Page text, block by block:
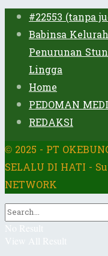
#22553 (tanpa
Babinsa
Penurunan
Lingga
Home
PEDOMAN
REDAKSI
© 2025 - PT
SELALU DI HATI -
NETWORK
No Result
View All Result